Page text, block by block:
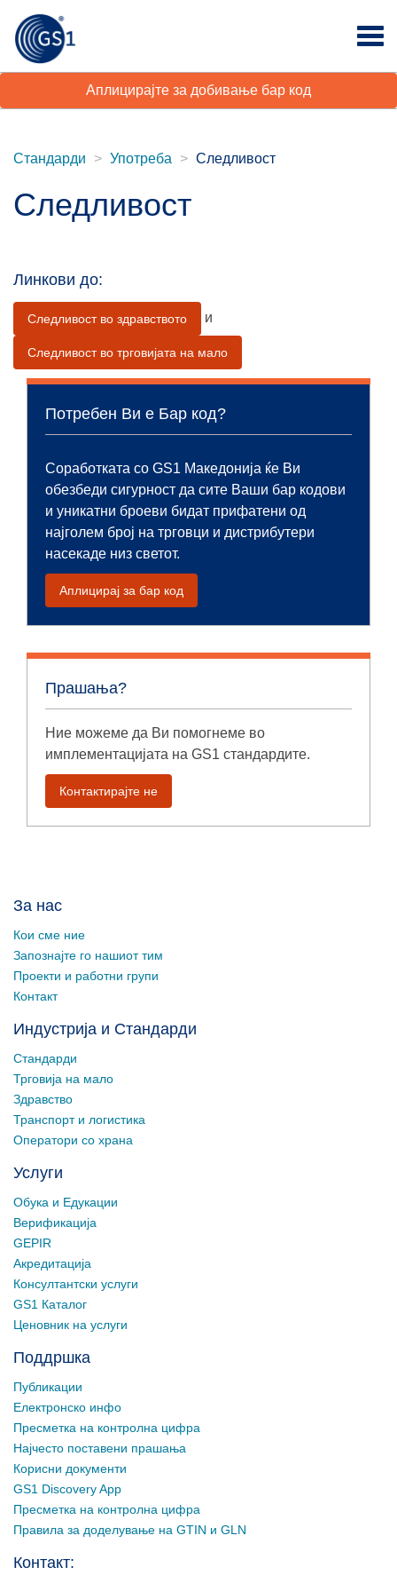
Аплицирајте за добивање бар код
Стандарди Употреба Следливост
Следливост
Линкови до:
Следливост во здравството и
Следливост во трговијата на мало
Потребен Ви е Бар код?
Соработката со GS1 Македонија ќе Ви
обезбеди сигурност да сите Ваши бар кодови
и уникатни броеви бидат прифатени од
најголем број на трговци и дистрибутери
насекаде низ светот.
Аплицирај за бар код
Прашања?
Ние можеме да Ви помогнеме во
имплементацијата на GS1 стандардите.
Контактирајте не
За нас
Кои сме ние
Запознајте го нашиот тим
Проекти и работни групи
Контакт
Индустрија и Стандарди
Стандарди
Трговија на мало
Здравство
Транспорт и логистика
Оператори со храна
Услуги
Обука и Едукации
Верификација
GEPIR
Акредитација
Консултантски услуги
GS1 Каталог
Ценовник на услуги
Поддршка
Публикации
Електронско инфо
Пресметка на контролна цифра
Најчесто поставени прашања
Корисни документи
GS1 Discovery App
Пресметка на контролна цифра
Правила за доделување на GTIN и GLN
Контакт: